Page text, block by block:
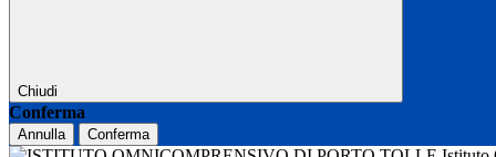
Chiudi
Conferma
Annulla Conferma